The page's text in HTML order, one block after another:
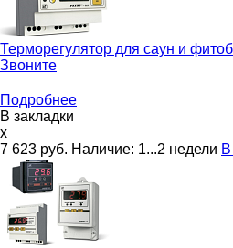
Терморегулятор для саун и
Звоните
Подробнее
В закладки
x
7 623 руб. Наличие: 1...2 недели В